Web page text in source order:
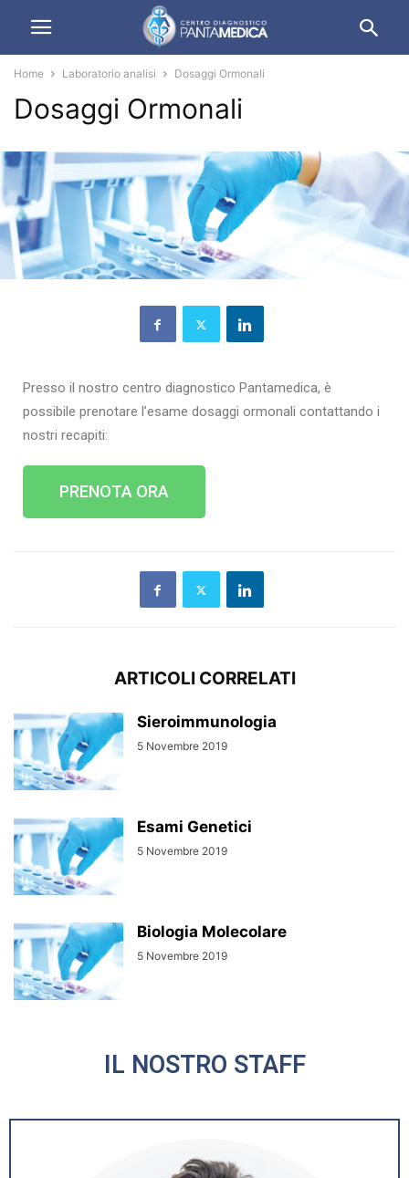
Home Laboratorio analisi Dosaggi Ormonali
Dosaggi Ormonali
Presso il nostro centro diagnostico Pantamedica, è
possibile prenotare l’esame dosaggi ormonali contattando i
nostri recapiti:
PRENOTA ORA
ARTICOLI CORRELATI
Sieroimmunologia
5 Novembre 2019
Esami Genetici
5 Novembre 2019
Biologia Molecolare
5 Novembre 2019
IL NOSTRO STAFF